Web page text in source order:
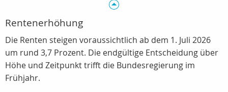
Rentenerhöhung
Die Renten steigen voraussichtlich ab dem 1. Juli 2026
um rund 3,7 Prozent. Die endgültige Entscheidung über
Höhe und Zeitpunkt trifft die Bundesregierung im
Frühjahr.